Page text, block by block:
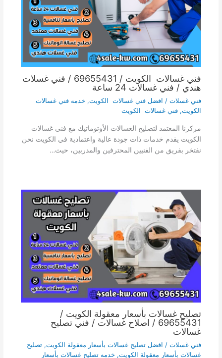
فني غسالات الكويت / 69655431 / فني غسلات
هندي / فني غسالات 24 ساعة
فني غسلات/ افضل فني غسالات الكويت, خدمه فني غسالات
الكويت, فني غسالات الكويت
مركزنا المعتمد لتصليح الغسالات الأوتوماتيك مع فني غسالات
الكويت يقدم خدمات ذات جودة عالية واعتمادية في الكويت نحن
نفتخر بفريق من الفنيين المحترفين والمدربين، حيث…
تصليح غسالات بأسعار معقولة الكويت /
69655431 / اصلاح غسالات / فني تصليح
غسالات
فني غسلات/ افضل تصليح غسالات بأسعار معقولة الكويت, تصليح
غسالات بأسعار معقولة الكويت, خدمه تصليح غسالات بأسعار